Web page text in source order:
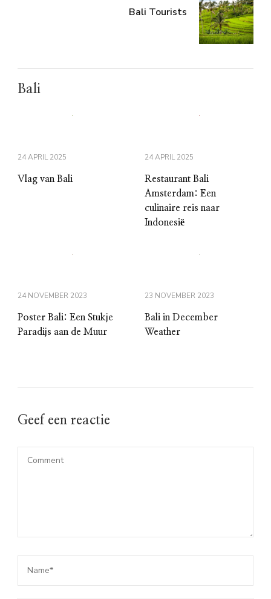
Bali Tourists
Bali
24 APRIL 2025
Vlag van Bali
24 APRIL 2025
Restaurant Bali
Amsterdam: Een
culinaire reis naar
Indonesië
24 NOVEMBER 2023
Poster Bali: Een Stukje
Paradijs aan de Muur
23 NOVEMBER 2023
Bali in December
Weather
Geef een reactie